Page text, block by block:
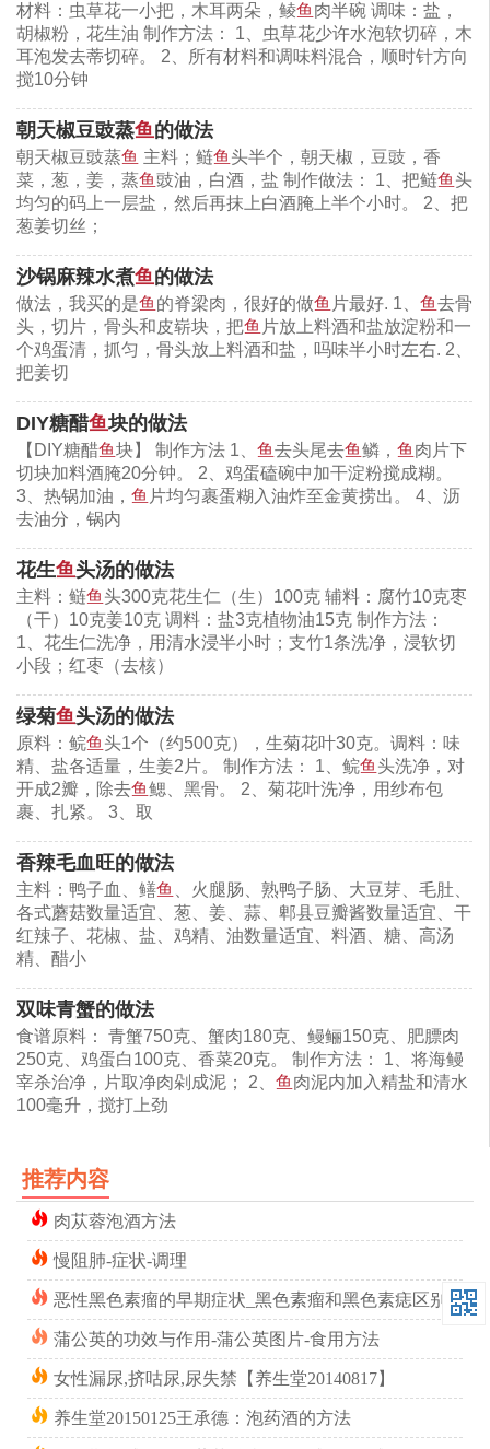
转载须保留网址：
https://www.caidaoke.com/jiachang/hongshaoyu/2017/4907.html
鱼 平鱼
材料：虫草花一小把，木耳两朵，鲮鱼 肉半碗 调味：盐，
胡椒粉，花生油 制作方法： 1、虫草花少许水泡软切碎，木
耳泡发去蒂切碎。 2、所有材料和调味料混合，顺时针方向
搅10分钟
朝天椒豆豉蒸鱼的做法
朝天椒豆豉蒸鱼 主料；鲢鱼 头半个，朝天椒，豆豉，香
菜，葱，姜，蒸鱼豉油，白酒，盐 制作做法： 1、把鲢鱼 头
均匀的码上一层盐，然后再抹上白酒腌上半个小时。 2、把
葱姜切丝；
沙锅麻辣水煮鱼的做法
做法，我买的是鱼 的脊梁肉，很好的做鱼 片最好. 1、 鱼去骨
头，切片，骨头和皮崭块，把鱼 片放上料酒和盐放淀粉和一
个鸡蛋清，抓匀，骨头放上料酒和盐，吗味半小时左右. 2、
把姜切
DIY糖醋鱼块的做法
【DIY糖醋鱼块】 制作方法 1、 鱼去头尾去鱼鳞， 鱼 肉片下
切块加料酒腌20分钟。 2、鸡蛋磕碗中加干淀粉搅成糊。
3、热锅加油， 鱼 片均匀裹蛋糊入油炸至金黄捞出。 4、沥
去油分，锅内
花生鱼头汤的做法
主料：鲢鱼 头300克花生仁（生）100克 辅料：腐竹10克枣
（干）10克姜10克 调料：盐3克植物油15克 制作方法：
1、花生仁洗净，用清水浸半小时；支竹1条洗净，浸软切
小段；红枣（去核）
绿菊鱼头汤的做法
原料：鲩鱼 头1个（约500克），生菊花叶30克。调料：味
精、盐各适量，生姜2片。 制作方法： 1、鲩鱼 头洗净，对
开成2瓣，除去鱼鳃、黑骨。 2、菊花叶洗净，用纱布包
裹、扎紧。 3、取
香辣毛血旺的做法
主料：鸭子血、鳝鱼
、火腿肠、熟鸭子肠、大豆芽、毛肚、
各式蘑菇数量适宜、葱、姜、蒜、郫县豆瓣酱数量适宜、干
红辣子、花椒、盐、鸡精、油数量适宜、料酒、糖、高汤
精、醋小
双味青蟹的做法
食谱原料： 青蟹750克、蟹肉180克、鳗鲡150克、肥膘肉
250克、鸡蛋白100克、香菜20克。 制作方法： 1、将海鳗
宰杀治净，片取净肉剁成泥； 2、 鱼 肉泥内加入精盐和清水
100毫升，搅打上劲
推荐内容
肉苁蓉泡酒方法
慢阻肺-症状-调理
恶性黑色素瘤的早期症状_黑色素瘤和黑色素痣区别
蒲公英的功效与作用-蒲公英图片-食用方法
女性漏尿,挤咕尿,尿失禁【养生堂20140817】
养生堂20150125王承德：泡药酒的方法